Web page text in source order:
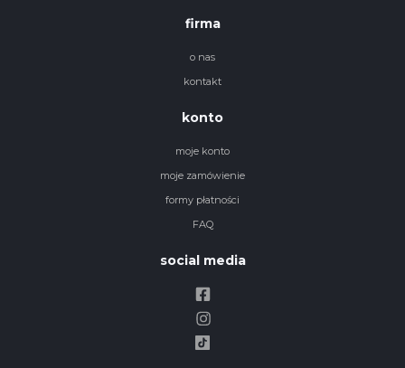
firma
o nas
kontakt
konto
moje konto
moje zamówienie
formy płatności
FAQ
social media